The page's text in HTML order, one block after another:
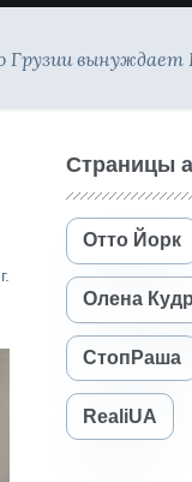
вынуждает
Страницы
Отто Йорк
Олена
СтопРаша
RealiUA